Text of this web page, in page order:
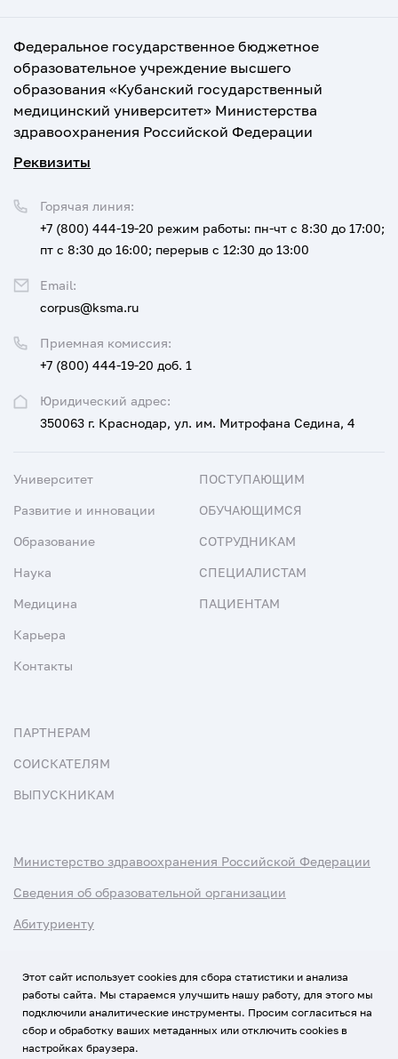
Федеральное государственное бюджетное
образовательное учреждение высшего
образования «Кубанский государственный
медицинский университет» Министерства
здравоохранения Российской Федерации
Реквизиты
Юридический адрес:
350063 г. Краснодар, ул. им. Митрофана Седина, 4
Приемная комиссия:
+7 (800) 444-19-20 доб. 1
Горячая линия:
+7 (800) 444-19-20 режим работы: пн-чт с 8:30 до 17:00;
пт с 8:30 до 16:00; перерыв с 12:30 до 13:00
Email:
corpus@ksma.ru
Университет
Развитие и инновации
Образование
Наука
Медицина
Карьера
Контакты
ПОСТУПАЮЩИМ
ОБУЧАЮЩИМСЯ
СОТРУДНИКАМ
СПЕЦИАЛИСТАМ
ПАЦИЕНТАМ
ПАРТНЕРАМ
СОИСКАТЕЛЯМ
ВЫПУСКНИКАМ
Министерство здравоохранения Российской Федерации
Сведения об образовательной организации
Абитуриенту
Использование Cookies
Политика обработки персональных данных
Этот сайт использует cookies для сбора статистики и анализа
работы сайта. Мы стараемся улучшить нашу работу, для этого мы
подключили аналитические инструменты. Просим согласиться на
сбор и обработку ваших метаданных или отключить cookies в
настройках браузера.